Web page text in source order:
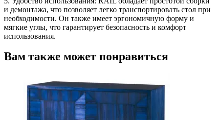
и демонтажа, что позволяет легко транспортировать стол при
необходимости. Он также имеет эргономичную форму и
мягкие углы, что гарантирует безопасность и комфорт
использования.
Вам также может понравиться